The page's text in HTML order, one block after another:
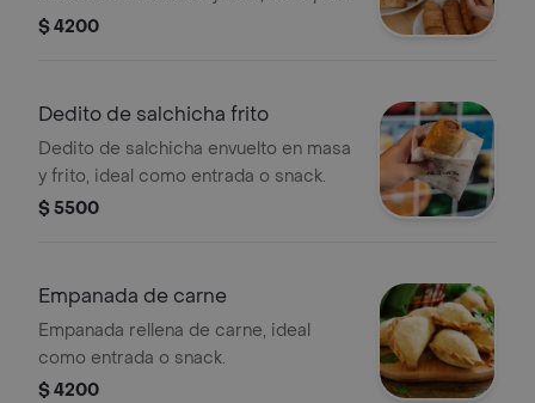
disfrutar como entrada.
$ 4200
Dedito de salchicha frito
Dedito de salchicha envuelto en masa
y frito, ideal como entrada o snack.
$ 5500
Empanada de carne
Empanada rellena de carne, ideal
como entrada o snack.
$ 4200